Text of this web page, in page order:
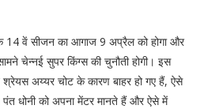
के 14 वें सीजन का आगाज 9 अप्रैल को होगा और
चेन्नई सुपर किंग्स की चुनौती होगी। इस
अय्यर चोट के कारण बाहर हो गए हैं, ऐसे
धोनी को अपना मेंटर मानते हैं और ऐसे में